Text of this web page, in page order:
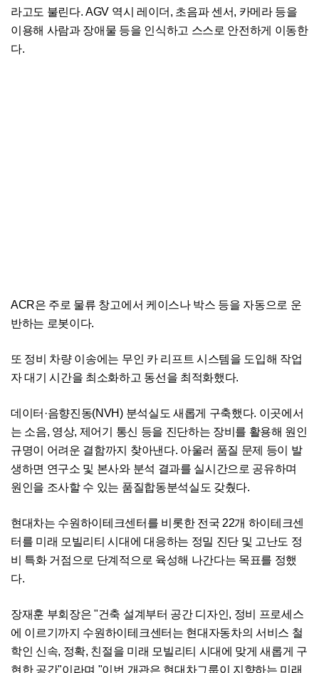
라고도 불린다. AGV 역시 레이더, 초음파 센서, 카메라 등을
이용해 사람과 장애물 등을 인식하고 스스로 안전하게 이동한
다.
ACR은 주로 물류 창고에서 케이스나 박스 등을 자동으로 운
반하는 로봇이다.
또 정비 차량 이송에는 무인 카 리프트 시스템을 도입해 작업
자 대기 시간을 최소화하고 동선을 최적화했다.
데이터·음향진동(NVH) 분석실도 새롭게 구축했다. 이곳에서
는 소음, 영상, 제어기 통신 등을 진단하는 장비를 활용해 원인
규명이 어려운 결함까지 찾아낸다. 아울러 품질 문제 등이 발
생하면 연구소 및 본사와 분석 결과를 실시간으로 공유하며
원인을 조사할 수 있는 품질합동분석실도 갖췄다.
현대차는 수원하이테크센터를 비롯한 전국 22개 하이테크센
터를 미래 모빌리티 시대에 대응하는 정밀 진단 및 고난도 정
비 특화 거점으로 단계적으로 육성해 나간다는 목표를 정했
다.
장재훈 부회장은 "건축 설계부터 공간 디자인, 정비 프로세스
에 이르기까지 수원하이테크센터는 현대자동차의 서비스 철
학인 신속, 정확, 친절을 미래 모빌리티 시대에 맞게 새롭게 구
현한 공간"이라며 "이번 개관은 현대차그룹이 지향하는 미래